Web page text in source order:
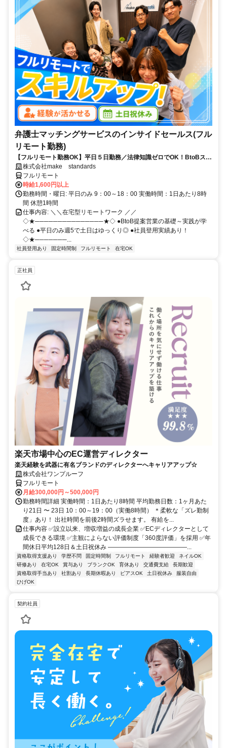
弁護士マッチングサービスのインサイドセールス(フル
リモート勤務)
【フルリモート勤務OK】平日５日勤務／法律知識ゼロでOK！BtoBスキ
ルが身につく営業職
株式会社make standards
フルリモート
時給1,600円以上
勤務時間・曜日: 平日のみ 9：00～18：00 実働時間：1日あたり8時
間 休憩1時間
仕事内容: ＼＼在宅型リモートワーク ／／
◇★───────────────★◇ ●BtoB提案営業の基礎～実践が学
べる ●平日のみ週5で土日はゆっくり◎ ●社員登用実績あり！
◇★───────...
社員登用あり 固定時間制 フルリモート 在宅OK
正社員
楽天市場中心のEC運営ディレクター
楽天経験を武器に有名ブランドのディレクターへキャリアアップ☆
株式会社ワンプルーフ
フルリモート
月給300,000円～500,000円
勤務時間詳細 実働時間：1日あたり8時間 平均勤務日数：1ヶ月あた
り21日 〜 23日 10：00～19：00（実働8時間） ＊柔軟な「ズレ勤制
度」あり！ 出社時間を前後2時間ズラせます。 有給を...
仕事内容 ✅設立以来、増収増益の成長企業 ✅ECディレクターとして
成長できる環境 ✅主観によらない評価制度「360度評価」を採用 ✅年
間休日平均128日＆土日祝休み ―――――――――――――...
資格取得支援あり 学歴不問 固定時間制 フルリモート 経験者歓迎
ネイルOK
研修あり
在宅OK 賞与あり ブランクOK 育休あり 交通費支給
長期歓迎
資格取得手当あり
社割あり 長期休暇あり ピアスOK 土日祝休み
服装自由
ひげOK
契約社員